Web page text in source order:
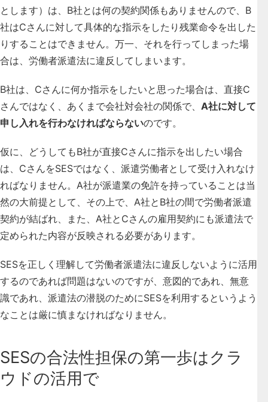
とします）は、B社とは何の契約関係もありませんので、B
社はCさんに対して具体的な指示をしたり残業命令を出した
りすることはできません。万一、それを行ってしまった場
合は、労働者派遣法に違反してしまいます。
B社は、Cさんに何か指示をしたいと思った場合は、直接C
さんではなく、あくまで会社対会社の関係で、 A社に対して
申し入れを行わなければならないのです。
仮に、どうしてもB社が直接Cさんに指示を出したい場合
は、CさんをSESではなく、派遣労働者として受け入れなけ
ればなりません。A社が派遣業の免許を持っていることは当
然の大前提として、その上で、A社とB社の間で労働者派遣
契約が結ばれ、また、A社とCさんの雇用契約にも派遣法で
定められた内容が反映される必要があります。
SESを正しく理解して労働者派遣法に違反しないように活用
するのであれば問題はないのですが、意図的であれ、無意
識であれ、 派遣法の潜脱のためにSESを利用するというよう
なことは厳に慎まなければなりません。
SESの合法性担保の第一歩はクラ
ウドの活用で